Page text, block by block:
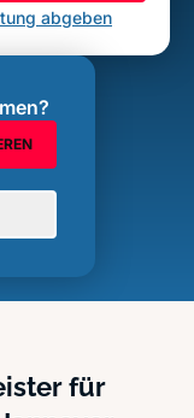
abgeben
für